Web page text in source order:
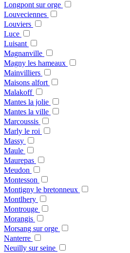
Longpont sur orge
Louveciennes
Louviers
Luce
Luisant
Magnanville
Magny les hameaux
Mainvilliers
Maisons alfort
Malakoff
Mantes la jolie
Mantes la ville
Marcoussis
Marly le roi
Massy
Maule
Maurepas
Meudon
Montesson
Montigny le bretonneux
Montlhery
Montrouge
Morangis
Morsang sur orge
Nanterre
Neuilly sur seine